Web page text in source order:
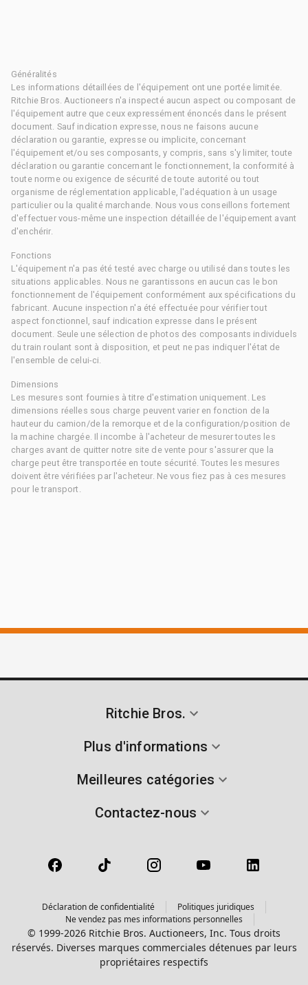
Généralités
Les informations détaillées de l'équipement ont une portée limitée.
Ritchie Bros. Auctioneers n'a inspecté aucun aspect ou composant de
l'équipement autre que ceux expressément énoncés dans le présent
document. Sauf indication expresse, nous ne faisons aucune
déclaration ou garantie, expresse ou implicite, concernant
l'équipement et/ou ses composants, y compris, sans s'y limiter, toute
déclaration ou garantie concernant le fonctionnement, la conformité à
toute norme ou exigence de sécurité de toute autorité ou tout
organisme de réglementation applicable, l'adéquation à un usage
particulier ou la qualité marchande. Nous vous conseillons fortement
d'effectuer vous-même une inspection détaillée de l'équipement avant
d'enchérir.
Fonctions
L'équipement n'a pas été testé avec charge ou utilisé dans toutes les
situations applicables. Nous ne garantissons en aucun cas le bon
fonctionnement de l'équipement conformément aux spécifications du
fabricant. Aucune inspection n'a été effectuée pour vérifier tout
aspect fonctionnel, sauf indication expresse dans le présent
document. Seule une sélection de photos des composants individuels
du train roulant sont à disposition, et peut ne pas indiquer l'état de
l'ensemble de celui-ci.
Dimensions
Les mesures sont fournies à titre d'estimation uniquement. Les
dimensions réelles sous charge peuvent varier en fonction de la
hauteur du camion/de la remorque et de la configuration/position de
la machine chargée. Il incombe à l'acheteur de mesurer toutes les
charges avant de quitter notre site de vente pour s'assurer que la
charge peut être transportée en toute sécurité. Toutes les mesures
doivent être vérifiées par l'acheteur. Ne vous fiez pas à ces mesures
pour le transport.
Ritchie Bros.
Plus d'informations
Meilleures catégories
Contactez-nous
Déclaration de confidentialité
Politiques juridiques
Ne vendez pas mes informations personnelles
© 1999-2026 Ritchie Bros. Auctioneers, Inc. Tous droits
réservés. Diverses marques commerciales détenues par leurs
propriétaires respectifs